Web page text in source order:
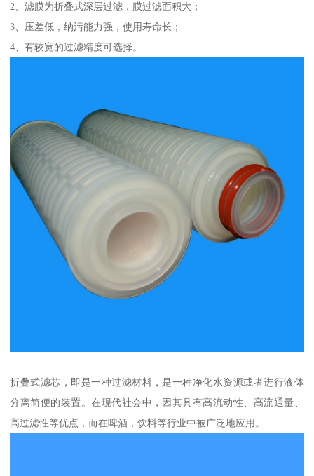
2、滤膜为折叠式深层过滤，膜过滤面积大；
3、压差低，纳污能力强，使用寿命长；
4、有较宽的过滤精度可选择。
折叠式滤芯，即是一种过滤材料，是一种净化水资源或者进行液体
分离简便的装置。在现代社会中，因其具有高流动性、高流通量、
高过滤性等优点，而在啤酒，饮料等行业中被广泛地应用。